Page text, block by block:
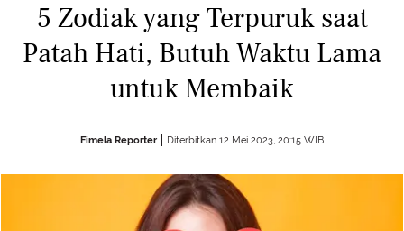
5 Zodiak yang Terpuruk saat
Patah Hati, Butuh Waktu Lama
untuk Membaik
Fimela Reporter Diterbitkan 12 Mei 2023, 20:15 WIB